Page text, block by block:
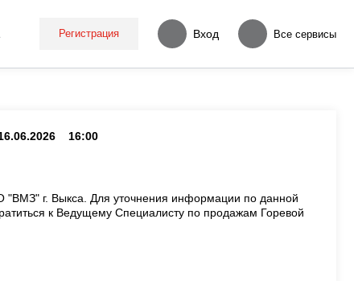
Регистрация Вход Все сервисы
16:00
"ВМЗ" г. Выкса. Для уточнения информации по данной
к Ведущему Специалисту по продажам Горевой